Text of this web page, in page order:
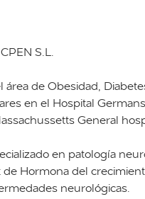
S.L.
de Obesidad,
en el Hospital
General
en patología
Hormona del
neurológicas.